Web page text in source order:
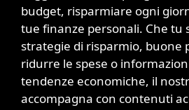
budget, risparmiare ogni
tue finanze personali. Che tu
strategie di risparmio, buone
ridurre le spese o
tendenze economiche, il
accompagna con contenuti